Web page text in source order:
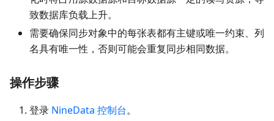
致数据库负载上升。
需要确保同步对象中的每张表都有主键或唯一约束、列
名具有唯一性，否则可能会重复同步相同数据。
操作步骤
登录 NineData 控制台。